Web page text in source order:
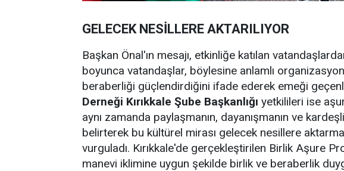
GELECEK NESİLLERE AKTARILIYOR
Başkan Önal'ın mesajı, etkinliğe katılan
boyunca vatandaşlar, böylesine anlamlı
beraberliği güçlendirdiğini ifade ederek emeği
Derneği Kırıkkale Şube Başkanlığı yetkilileri ise
aynı zamanda paylaşmanın, dayanışmanın ve
belirterek bu kültürel mirası gelecek nesillere
vurguladı. Kırıkkale'de gerçekleştirilen Birlik Aşure
manevi iklimine uygun şekilde birlik ve beraberlik